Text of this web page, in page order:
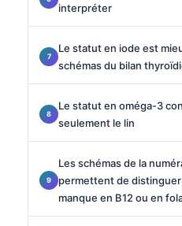
interpréter
Le statut en iode est
schémas du bilan
Le statut en oméga-3
seulement le lin
Les schémas de la
permettent de distinguer
manque en B12 ou en